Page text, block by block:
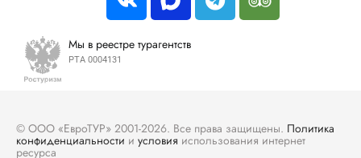
Мы в реестре турагентств
РТА 0004131
© ООО «ЕвроТУР» 2001-2026. Все права защищены. Политика
конфиденциальности и условия использования интернет
ресурса